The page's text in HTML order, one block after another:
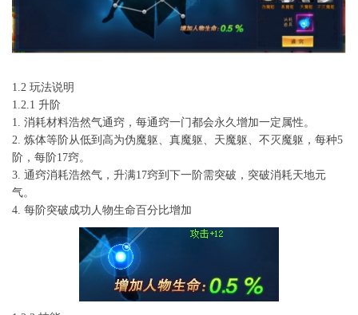
1.2 玩法说明
1.2.1 升阶
1. 消耗材料浩然气通窍，每通窍一门都会永久增加一定属性。
2. 炼体等阶从低到高为伪魔躯、真魔躯、天魔躯、不灭魔躯，每种5
阶，每阶17窍。
3. 通窍消耗浩然气，升满17窍到下一阶需突破，突破消耗天地元
气。
4. 每阶突破成功人物生命百分比增加